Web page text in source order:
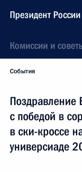
Президент России
Комиссии и
События
Поздравление
с победой в
в ски-кроссе
универсиаде